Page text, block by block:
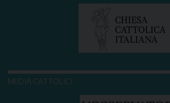
MEDIA CATTOLICI